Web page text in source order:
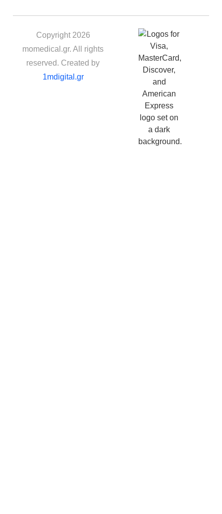
Copyright 2026
momedical.gr. All rights
reserved. Created by
1mdigital.gr